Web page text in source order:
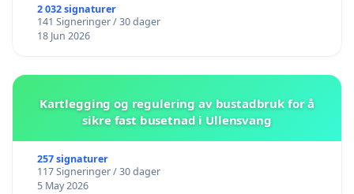
2 032 signaturer
141 Signeringer / 30 dager
18 Jun 2026
Kartlegging og regulering av bustadbruk for å
sikre fast busetnad i Ullensvang
257 signaturer
117 Signeringer / 30 dager
5 May 2026